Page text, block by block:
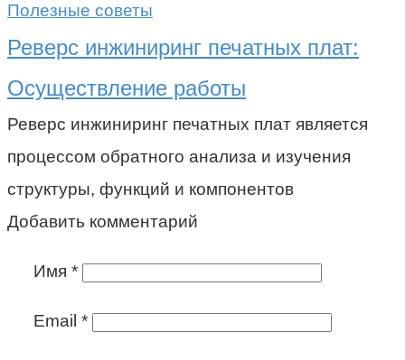
Полезные советы
Реверс инжиниринг печатных плат:
Осуществление работы
Реверс инжиниринг печатных плат является
процессом обратного анализа и изучения
структуры, функций и компонентов
Добавить комментарий
Имя *
Email *